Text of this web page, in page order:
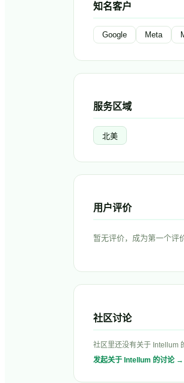
知名客户
Google Meta
服务区域
北美
用户评价
暂无评价，成为第一个评
社区讨论
社区里还没有关于 Intellum
发起关于 Intellum 的讨论 →